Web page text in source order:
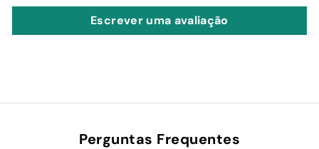
Escrever uma avaliação
Perguntas Frequentes